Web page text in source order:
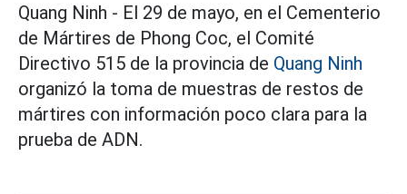
Quang Ninh - El 29 de mayo, en el Cementerio
de Mártires de Phong Coc, el Comité
Directivo 515 de la provincia de Quang Ninh
organizó la toma de muestras de restos de
mártires con información poco clara para la
prueba de ADN.